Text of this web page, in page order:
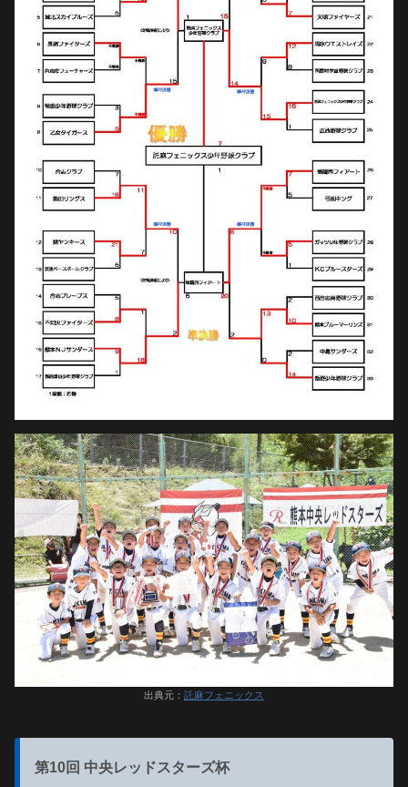
出典元： 託麻フェニックス
第10回 中央レッドスターズ杯